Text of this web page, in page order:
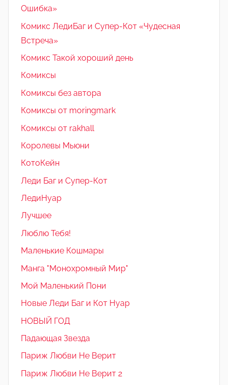
Ошибка»
Комикс ЛедиБаг и Супер-Кот «Чудесная
Встреча»
Комикс Такой хороший день
Комиксы
Комиксы без автора
Комиксы от moringmark
Комиксы от rakhall
Королевы Мьюни
КотоКейн
Леди Баг и Супер-Кот
ЛедиНуар
Лучшее
Люблю Тебя!
Маленькие Кошмары
Манга "Монохромный Мир"
Мой Маленький Пони
Новые Леди Баг и Кот Нуар
НОВЫЙ ГОД
Падающая Звезда
Париж Любви Не Верит
Париж Любви Не Верит 2